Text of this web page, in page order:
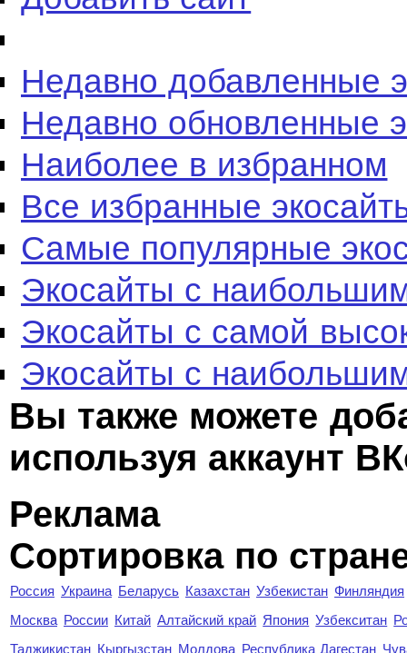
Недавно добавленные
Недавно обновленные
Наиболее в избранном
Все избранные
Самые популярные
Экосайты с
Экосайты с самой
Экосайты с
Вы также можете
используя аккаунт
Реклама
Сортировка по
Россия Украина Беларусь Казахстан Узбекистан Финляндия
Москва России Китай Алтайский край Япония Узбекситан
Таджикистан Кыргызстан Молдова Республика Дагестан